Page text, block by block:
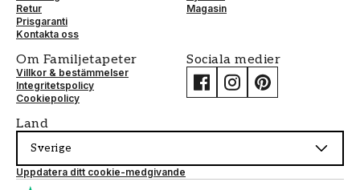
Retur
Prisgaranti
Kontakta oss
Magasin
Om Familjetapeter
Villkor & bestämmelser
Integritetspolicy
Cookiepolicy
Sociala medier
Land
Sverige
Uppdatera ditt cookie-medgivande